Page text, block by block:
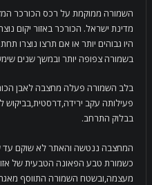
השמורה ממוקמת על רכס הכורכר
מדינת ישראל. הכורכר באזור יקום
היו גבוהים יותר או אם תרצו נוצרו
בשמורה צפופה יותר ובמשך שנים
בלב השמורה פעלה מחצבה לאבן
פעילותה עקב ירידה,דרסטית,בביקוש
בבלוק התרחב.
המחצבה ננטשה והאתר לא שוקם עד
כשמורת טבע הפאונה הטבעית של אזור
מעצמה,ובשטח השמורה התווסף מאגר